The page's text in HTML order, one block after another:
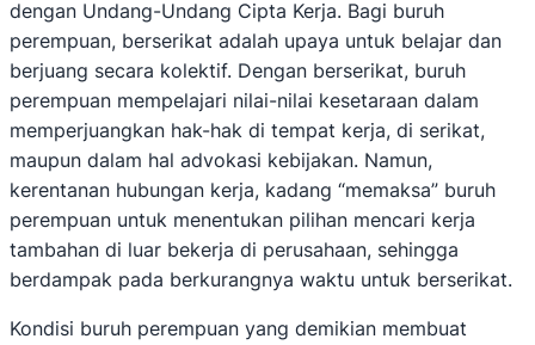
dengan Undang-Undang Cipta Kerja. Bagi buruh
perempuan, berserikat adalah upaya untuk belajar dan
berjuang secara kolektif. Dengan berserikat, buruh
perempuan mempelajari nilai-nilai kesetaraan dalam
memperjuangkan hak-hak di tempat kerja, di serikat,
maupun dalam hal advokasi kebijakan. Namun,
kerentanan hubungan kerja, kadang “memaksa” buruh
perempuan untuk menentukan pilihan mencari kerja
tambahan di luar bekerja di perusahaan, sehingga
berdampak pada berkurangnya waktu untuk berserikat.
Kondisi buruh perempuan yang demikian membuat